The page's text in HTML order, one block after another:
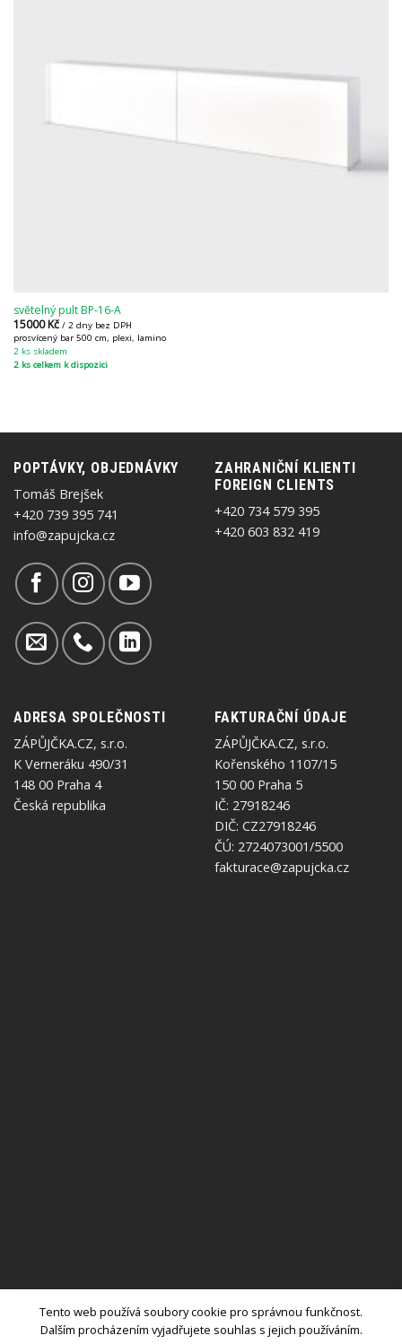
světelný pult BP-16-A
15000Kč / 2 dny bez DPH
prosvícený bar 500 cm, plexi, lamino
2 ks skladem
2 ks celkem k dispozici
POPTÁVKY, OBJEDNÁVKY
Tomáš Brejšek
+420 739 395 741
info@zapujcka.cz
ZAHRANIČNÍ KLIENTI
FOREIGN CLIENTS
+420 734 579 395
+420 603 832 419
ADRESA SPOLEČNOSTI
ZÁPŮJČKA.CZ, s.r.o.
K Verneráku 490/31
148 00 Praha 4
Česká republika
FAKTURAČNÍ ÚDAJE
ZÁPŮJČKA.CZ, s.r.o.
Kořenského 1107/15
150 00 Praha 5
IČ: 27918246
DIČ: CZ27918246
ČÚ: 2724073001/5500
fakturace@zapujcka.cz
nabídka vybavení návrhy inspirace služby o firmě
reference
kontakt
obchodní podmínky
Tento web používá soubory cookie pro správnou funkčnost.
Dalším procházením vyjadřujete souhlas s jejich používáním.